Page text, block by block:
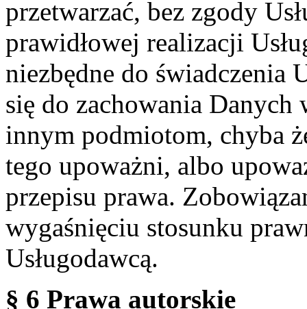
przetwarzać, bez zgody
prawidłowej realizacji
niezbędne do świadczenia
się do zachowania
innym podmiotom, chyba
tego upoważni, albo
przepisu prawa.
wygaśnięciu stosunku
Usługodawcą.
§ 6 Prawa autorskie